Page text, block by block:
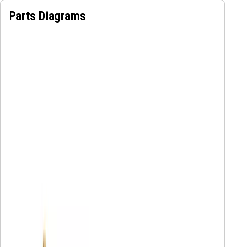
Parts Diagrams